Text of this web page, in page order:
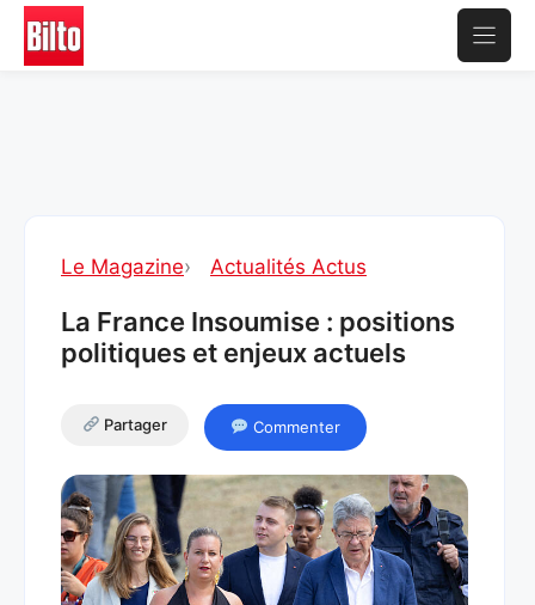
Aller
contenu
Le Magazine› Actualités Actus
La France Insoumise : positions
politiques et enjeux actuels
Partager Commenter